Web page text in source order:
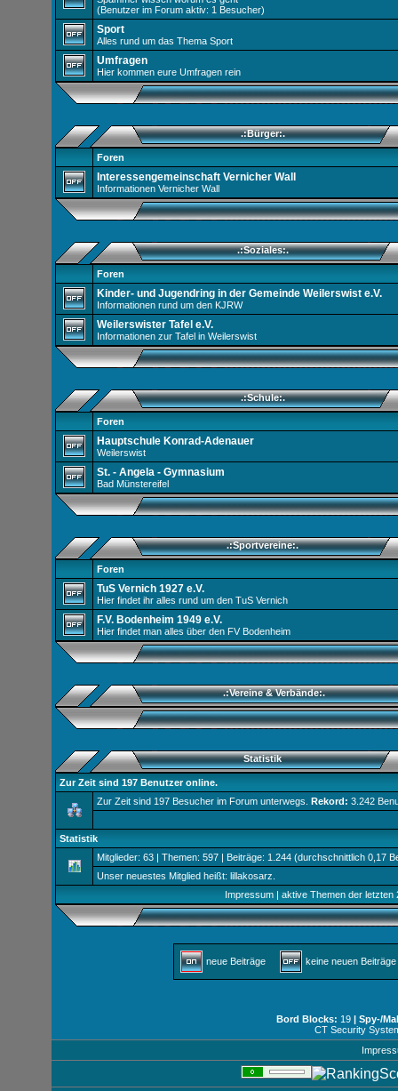
(Benutzer im Forum aktiv: 1 Besucher)
Sport
Alles rund um das Thema Sport
Umfragen
Hier kommen eure Umfragen rein
.:Bürger:.
Foren
Interessengemeinschaft Vernicher Wall
Informationen Vernicher Wall
.:Soziales:.
Foren
Kinder- und Jugendring in der Gemeinde Weilerswist e.V.
Informationen rund um den KJRW
Weilerswister Tafel e.V.
Informationen zur Tafel in Weilerswist
.:Schule:.
Foren
Hauptschule Konrad-Adenauer
Weilerswist
St. - Angela - Gymnasium
Bad Münstereifel
.:Sportvereine:.
Foren
TuS Vernich 1927 e.V.
Hier findet ihr alles rund um den TuS Vernich
F.V. Bodenheim 1949 e.V.
Hier findet man alles über den FV Bodenheim
.:Vereine & Verbände:.
Statistik
Zur Zeit sind 197 Benutzer online.
Zur Zeit sind 197 Besucher im Forum unterwegs. Rekord: 3.242
Statistik
Mitglieder: 63 | Themen: 597 | Beiträge: 1.244 (durchschnittlich 0,17
Unser neuestes Mitglied heißt: lillakosarz
Impressum| aktive Themen der letzten
neue Beiträge keine neuen
Bord Blocks: 19 | Spy-/
CT Security